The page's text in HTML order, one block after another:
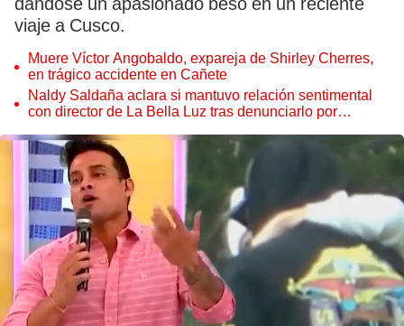
viaje a Cusco.
Muere Víctor Angobaldo, expareja de Shirley Cherres,
en trágico accidente en Cañete
Naldy Saldaña aclara si mantuvo relación sentimental
con director de La Bella Luz tras denunciarlo por